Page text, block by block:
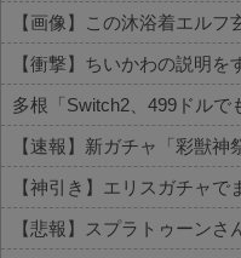
【画像】この沐浴着エル
【速報】新ガチャ「彩獣
【神引き】エリスガチャ